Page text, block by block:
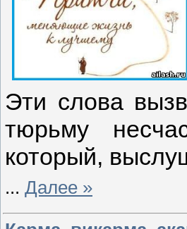
Эти слова
тюрьму
который,
... Далее »